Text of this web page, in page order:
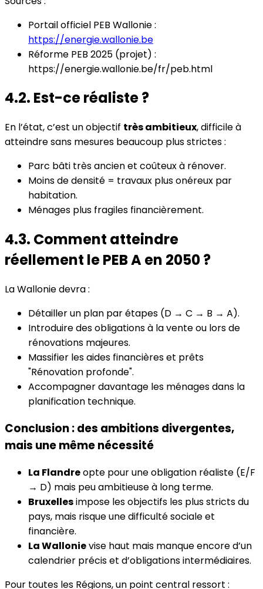
Portail officiel PEB Wallonie :
https://energie.wallonie.be
Réforme PEB 2025 (projet) :
https://energie.wallonie.be/fr/peb.html
4.2. Est-ce réaliste ?
En l’état, c’est un objectif très ambitieux, difficile à
atteindre sans mesures beaucoup plus strictes :
Parc bâti très ancien et coûteux à rénover.
Moins de densité = travaux plus onéreux par
habitation.
Ménages plus fragiles financièrement.
4.3. Comment atteindre
réellement le PEB A en 2050 ?
La Wallonie devra :
Détailler un plan par étapes (D → C → B → A).
Introduire des obligations à la vente ou lors de
rénovations majeures.
Massifier les aides financières et prêts
"Rénovation profonde".
Accompagner davantage les ménages dans la
planification technique.
Conclusion : des ambitions divergentes,
mais une même nécessité
La Flandreopte pour une obligation réaliste (E/F
→ D) mais peu ambitieuse à long terme.
Bruxellesimpose les objectifs les plus stricts du
pays, mais risque une difficulté sociale et
financière.
La Wallonievise haut mais manque encore d’un
calendrier précis et d’obligations intermédiaires.
Pour toutes les Régions, un point central ressort :